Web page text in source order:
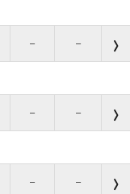
– –
– –
– –